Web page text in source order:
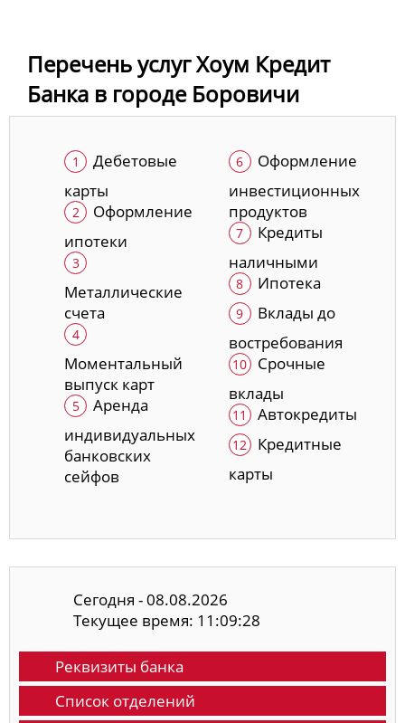
Перечень услуг Хоум Кредит
Банка в городе Боровичи
Дебетовые
карты
Оформление
ипотеки
Металлические
счета
Моментальный
выпуск карт
Аренда
индивидуальных
банковских
сейфов
Оформление
инвестиционных
продуктов
Кредиты
наличными
Ипотека
Вклады до
востребования
Срочные
вклады
Автокредиты
Кредитные
карты
Сегодня - 08.08.2026
Текущее время: 11:09:29
Реквизиты банка
Список отделений